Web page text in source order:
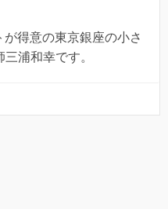
得意の東京銀座の小さ
三浦和幸です。